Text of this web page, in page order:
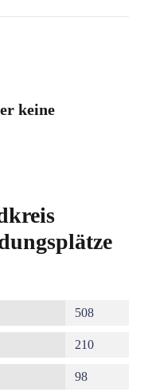
keine
508
210
98